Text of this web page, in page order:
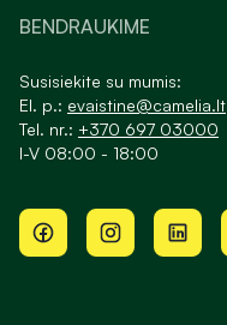
BENDRAUKIME
Susisiekite su mumis:
El. p.: evaistine@camelia.lt
Tel. nr.: +370 697 03000
I-V 08:00 - 18:00